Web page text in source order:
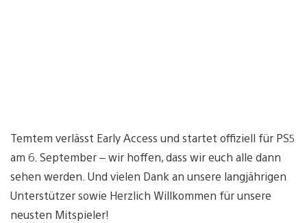
Temtem verlässt Early Access und startet offiziell für PS5
am 6. September – wir hoffen, dass wir euch alle dann
sehen werden. Und vielen Dank an unsere langjährigen
Unterstützer sowie Herzlich Willkommen für unsere
neusten Mitspieler!